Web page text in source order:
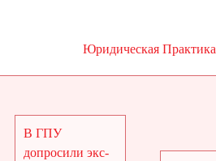
Юридическая Практика
В ГПУ
допросили экс-